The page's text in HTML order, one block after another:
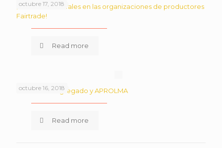
octubre 17, 2018
¡Derechos laborales en las organizaciones de productores
Fairtrade!
Read more
octubre 16, 2018
Sobre valor agregado y APROLMA
Read more